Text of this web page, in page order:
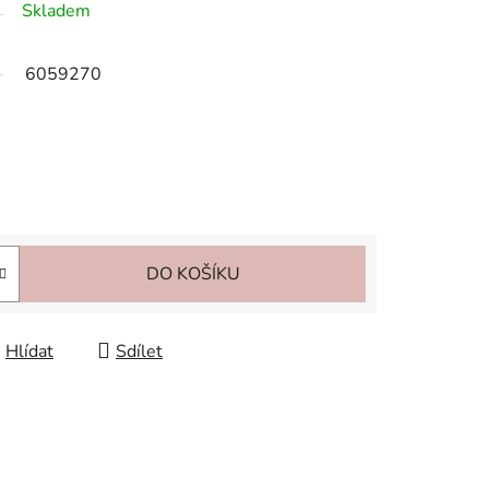
Skladem
6059270
DO KOŠÍKU
Hlídat Sdílet